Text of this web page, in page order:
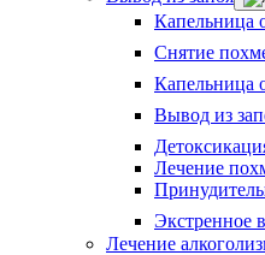
Капельница
Снятие
Капельница
Вывод из
Лечение
Экстренное
Лечение